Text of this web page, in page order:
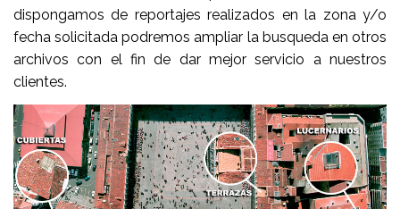
dispongamos de reportajes realizados en la zona y/o
fecha solicitada podremos ampliar la busqueda en otros
archivos con el fin de dar mejor servicio a nuestros
clientes.